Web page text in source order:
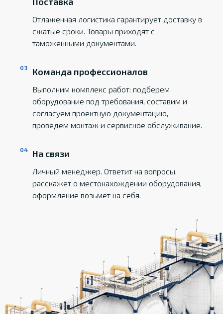
Отлаженная логистика гарантирует доставку в
сжатые сроки. Товары приходят с
таможенными документами.
Команда профессионалов
Выполним комплекс работ: подберем
оборудование под требования, составим и
согласуем проектную документацию,
проведем монтаж и сервисное обслуживание.
На связи
Личный менеджер. Ответит на вопросы,
расскажет о местонахождении оборудования,
оформление возьмет на себя.